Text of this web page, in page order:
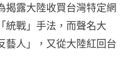
揭露大陸收買台灣特定網
統戰」手法，而聲名大
藝人」，又從大陸紅回台